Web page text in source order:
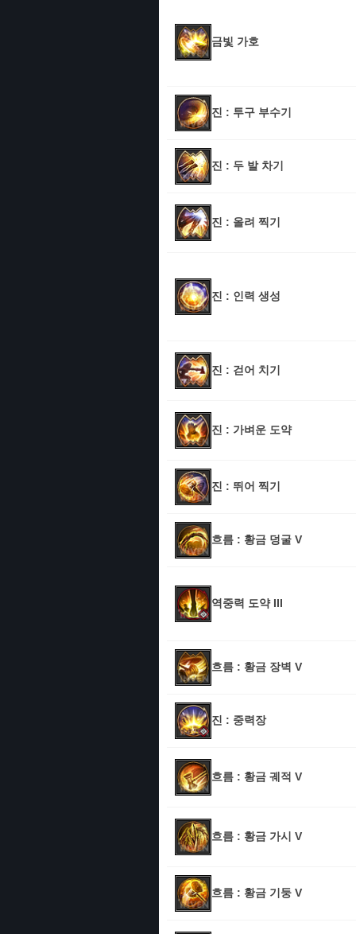
금빛 가호
진 : 투구 부수기
진 : 두 발 차기
진 : 올려 찍기
진 : 인력 생성
진 : 걷어 치기
진 : 가벼운 도약
진 : 뛰어 찍기
흐름 : 황금 덩굴 V
역중력 도약 III
흐름 : 황금 장벽 V
진 : 중력장
흐름 : 황금 궤적 V
흐름 : 황금 가시 V
흐름 : 황금 기둥 V